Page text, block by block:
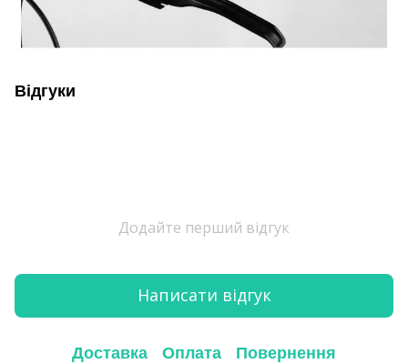
Відгуки
Додайте перший відгук
Написати відгук
Доставка Оплата Повернення